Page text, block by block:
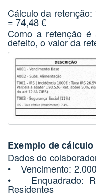
Cálculo da
= 74,48 €
Como a retenção é
defeito, o valor da
Exemplo de cálculo
Dados do
• Vencimento:
• Enquadrado:
Residentes